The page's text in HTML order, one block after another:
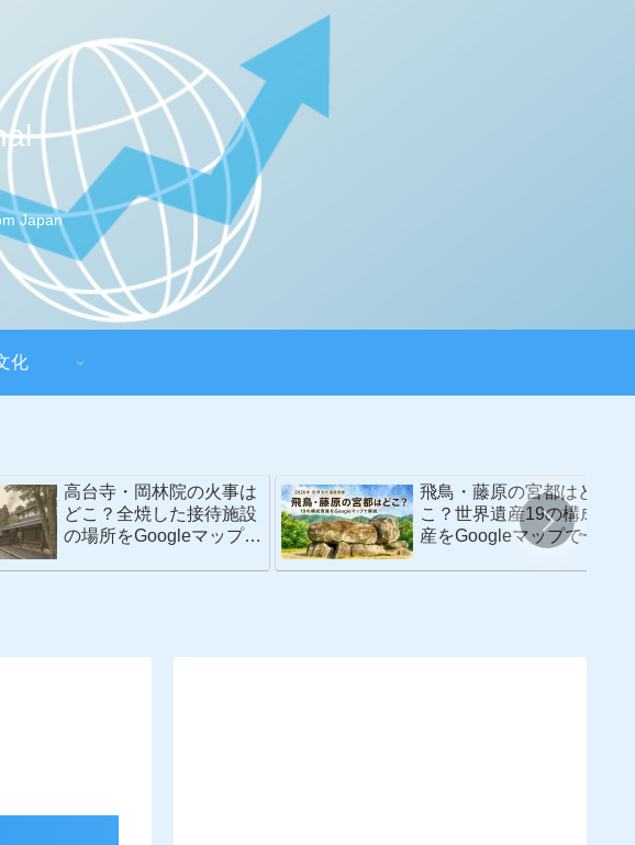
Japan
化
高台寺・岡林院の火事は
どこ？全焼した接待施設
の場所をGoogleマップで
飛鳥・藤原の宮都はど
こ？世界遺産19の構成資
産をGoogleマップで一覧